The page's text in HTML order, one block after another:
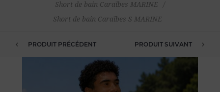
Short de bain Caraïbes MARINE
/
Short de bain Caraïbes S MARINE
PRODUIT PRÉCÉDENT PRODUIT SUIVANT